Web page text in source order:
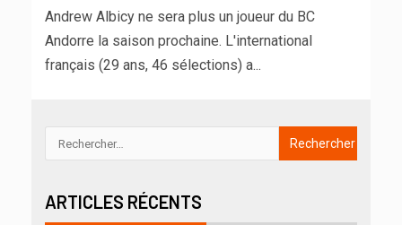
Andrew Albicy ne sera plus un joueur du BC
Andorre la saison prochaine. L'international
français (29 ans, 46 sélections) a...
ARTICLES RÉCENTS